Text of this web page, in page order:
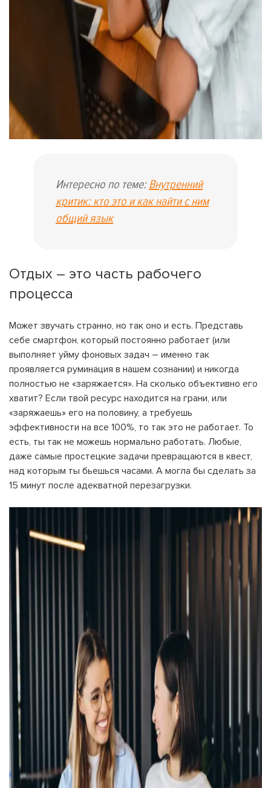
Интересно по теме: Внутренний
критик: кто это и как найти с ним
общий язык
Отдых – это часть рабочего
процесса
Может звучать странно, но так оно и есть. Представь
себе смартфон, который постоянно работает (или
выполняет уйму фоновых задач – именно так
проявляется руминация в нашем сознании) и никогда
полностью не «заряжается». На сколько объективно его
хватит? Если твой ресурс находится на грани, или
«заряжаешь» его на половину, а требуешь
эффективности на все 100%, то так это не работает. То
есть, ты так не можешь нормально работать. Любые,
даже самые простецкие задачи превращаются в квест,
над которым ты бьешься часами. А могла бы сделать за
15 минут после адекватной перезагрузки.